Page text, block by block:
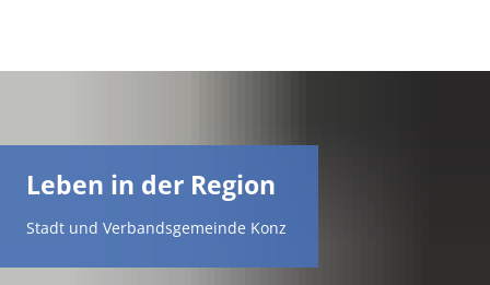
Leben in der Region
Stadt und Verbandsgemeinde Konz